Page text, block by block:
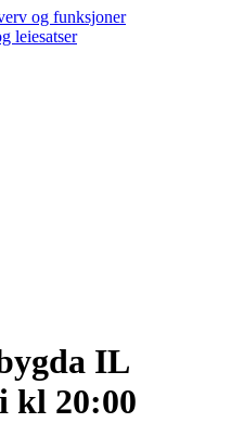
og funksjoner
leiesatser
IL
kl 20:00